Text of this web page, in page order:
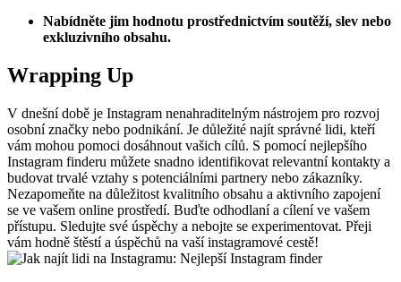
Nabídněte jim hodnotu prostřednictvím soutěží, slev nebo
exkluzivního obsahu.
Wrapping Up
V dnešní době je Instagram nenahraditelným nástrojem pro rozvoj
osobní značky nebo podnikání. Je důležité najít správné lidi, kteří
vám mohou pomoci dosáhnout vašich cílů. S pomocí nejlepšího
Instagram finderu můžete snadno identifikovat relevantní kontakty a
budovat trvalé vztahy s potenciálními partnery nebo zákazníky.
Nezapomeňte na důležitost kvalitního obsahu a aktivního zapojení
se ve vašem online prostředí. Buďte odhodlaní a cílení ve vašem
přístupu. Sledujte své úspěchy a nebojte se experimentovat. Přeji
vám hodně štěstí a úspěchů na vaší instagramové cestě!